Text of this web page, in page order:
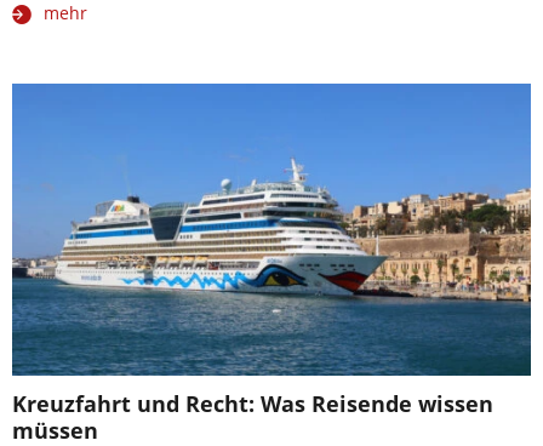
mehr
Kreuzfahrt und Recht: Was Reisende wissen
müssen